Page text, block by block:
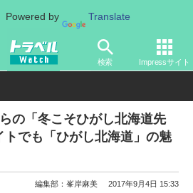
Powered by Translate
検索 Impressサイト
国内旅行 北海道
の「冬こそひがし北海道先
でも「ひがし北海道」の魅
編集部：峯岸麻美 2017年9月4日 15:33